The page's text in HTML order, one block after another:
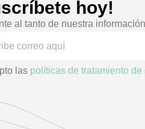
hoy!
al tanto de nuestra
las políticas de tratamiento de